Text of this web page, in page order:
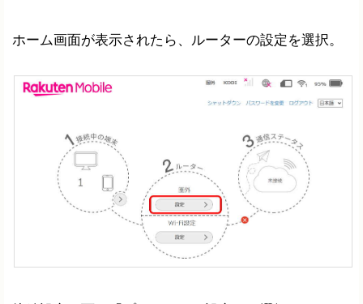
ホーム画面が表示されたら、ルーターの設定を選択。